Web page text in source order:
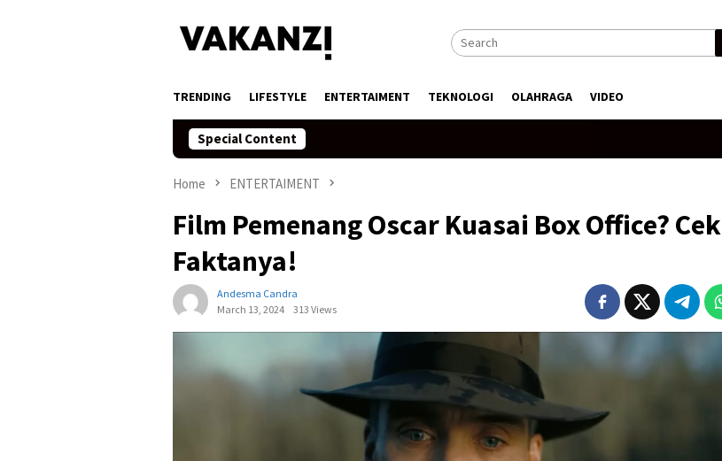
TRENDING LIFESTYLE ENTERTAIMENT TEKNOLOGI OLAHRAGA VIDEO
Special Content
Home ENTERTAIMENT
Film Pemenang Oscar Kuasai Box Office? Cek
Faktanya!
Andesma Candra
March 13, 2024
313 Views